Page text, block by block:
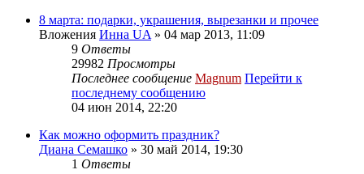
8 марта: подарки, украшения, вырезанки и прочее
Вложения Инна UA » 04 мар 2013, 11:09
9 Ответы
29982 Просмотры
Последнее сообщение Magnum Перейти к
последнему сообщению
04 июн 2014, 22:20
Как можно оформить праздник?
Диана Семашко » 30 май 2014, 19:30
1 Ответы